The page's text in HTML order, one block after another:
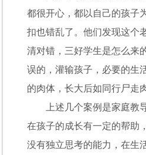
都很开心，都以自己的孩子
扣也错乱了。他们发现这个
清对错，三好学生是怎么来
误的，灌输孩子，必要的生
的肉体，长大后如同行尸走
上述几个案例是家庭教导
在孩子的成长有一定的帮助
没有独立思考的能力，在生